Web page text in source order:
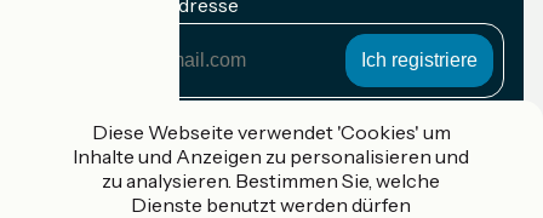
Meine E-Mail-Adresse
Adresse
Gefördert im Rahmen von Destination France
Diese Webseite verwendet 'Cookies' um
Inhalte und Anzeigen zu personalisieren und
zu analysieren. Bestimmen Sie, welche
Dienste benutzt werden dürfen